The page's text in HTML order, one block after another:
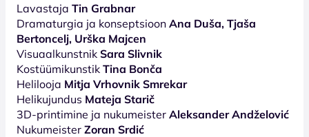
Lavastaja Tin Grabnar
Dramaturgia ja konseptsioon Ana Duša, Tjaša
Bertoncelj, Urška Majcen
Visuaalkunstnik Sara Slivnik
Kostüümikunstik Tina Bonča
Helilooja Mitja Vrhovnik Smrekar
Helikujundus Mateja Starič
3D-printimine ja nukumeister Aleksander Andželović
Nukumeister Zoran Srdić